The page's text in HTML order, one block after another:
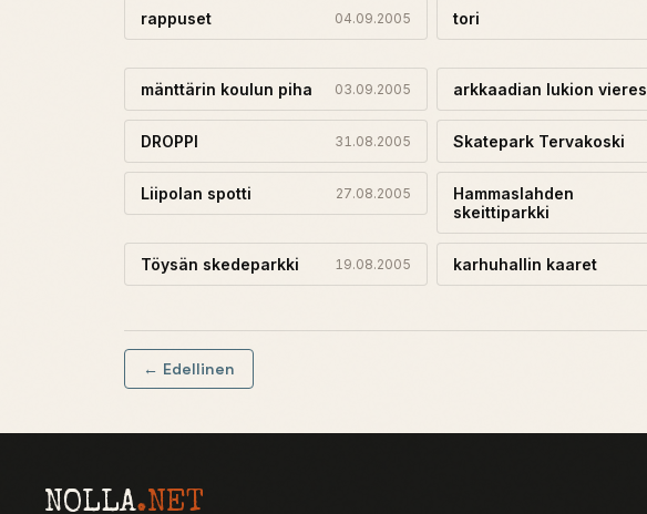
rappuset 04.09.2005 tori
mänttärin koulun piha 03.09.2005 arkkaadian lukion vieres
DROPPI 31.08.2005 Skatepark Tervakoski
Liipolan spotti 27.08.2005
Hammaslahden
skeittiparkki
Töysän skedeparkki 19.08.2005 karhuhallin kaaret
← Edellinen
NOLLA.NET